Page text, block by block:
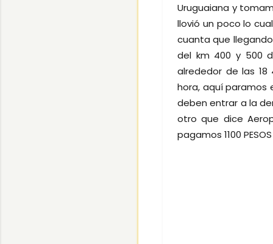
Uruguaiana y
llovió un poco lo
cuanta que
del km 400 y 500
alrededor de las
hora, aquí paramos
deben entrar a la
otro que dice
pagamos 1100